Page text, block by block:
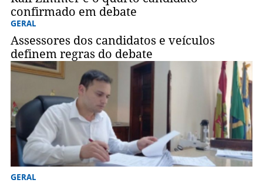
confirmado em debate
GERAL
Assessores dos candidatos e veículos
definem regras do debate
GERAL